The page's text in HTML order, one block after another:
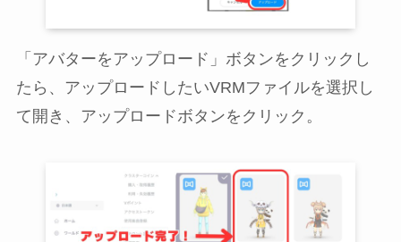
「アバターをアップロード」ボタンをクリックし
たら、アップロードしたいVRMファイルを選択し
て開き、アップロードボタンをクリック。